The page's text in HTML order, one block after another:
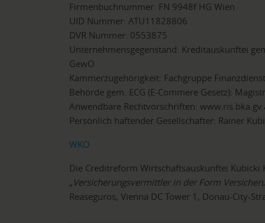
Firmenbuchnummer: FN 9948f HG Wien
UID Nummer: ATU11828806
DVR Nummer: 0553875
Unternehmensgegenstand: Kreditauskunftei
GewO
Kammerzugehörigkeit: Fachgruppe
Behörde gem. ECG (E-Commere Gesetz):
Anwendbare Rechtvorschriften:
Persönlich haftender Gesellschafter: Rainer
WKO
Die Creditreform Wirtschaftsauskunftei Kubicki
„ Versicherungsvermittler in der Form
Reaseguros, Vienna DC Tower 1, Donau-City-